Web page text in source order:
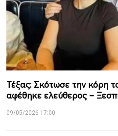
Τέξας: Σκότωσε την κόρη
αφέθηκε ελεύθερος –
09/05/2026 17:00